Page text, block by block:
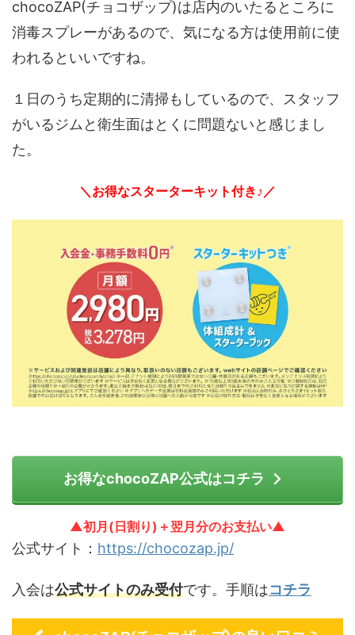
chocoZAP(チョコザップ)は店内のいたるところに
消毒スプレーがあるので、気になる方は使用前に使
われるといいですね。
１日のうち定期的に清掃もしているので、スタッフ
がいるジムと衛生面はとくに問題ないと感じまし
た。
＼お得なスターターキット付き♪／
お得なchocoZAP公式はコチラ
▲初月(日割り)＋翌月分のお支払い▲
公式サイト： https://chocozap.jp/
入会は公式サイトのみ受付です。手順はコチラ